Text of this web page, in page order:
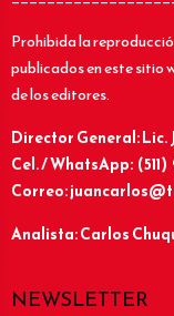
Prohibida la
publicados en este sitio
de los editores.
Director General: Lic.
Cel. / WhatsApp: (511)
Correo:
Analista: Carlos
NEWSLETTER